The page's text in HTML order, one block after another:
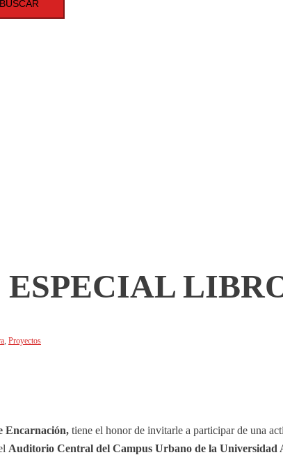
Proyectos
Encarnación, tiene el honor de invitarle a participar de una
Auditorio Central del Campus Urbano de la